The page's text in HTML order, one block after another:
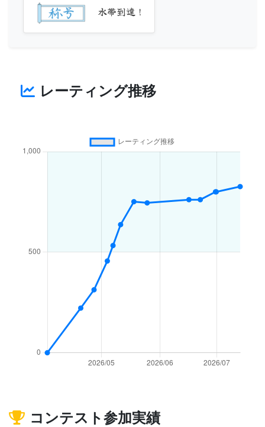
水帯到達！
レーティング推移
コンテスト参加実績